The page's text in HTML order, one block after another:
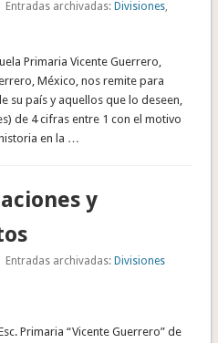
| Entradas archivadas: Divisiones,
Primaria Vicente Guerrero,
México, nos remite para
su país y aquellos que lo deseen,
de 4 cifras entre 1 con el motivo
en la …
y
| Entradas archivadas: Divisiones
Primaria “Vicente Guerrero” de